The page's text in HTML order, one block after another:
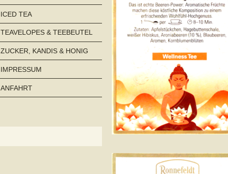
ICED TEA
TEAVELOPES & TEEBEUTEL
ZUCKER, KANDIS & HONIG
IMPRESSUM
ANFAHRT